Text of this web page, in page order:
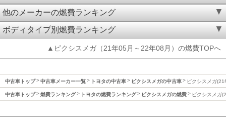
他のメーカーの燃費ランキング
ボディタイプ別燃費ランキング
▲ピクシスメガ（21年05月～22年08月）の燃費TOPへ
中古車トップ 中古車メーカー一覧 トヨタの中古車 ピクシスメガの中古車 ピクシスメガ
中古車トップ 燃費ランキング トヨタの燃費ランキング ピクシスメガの燃費 ピクシスメガ